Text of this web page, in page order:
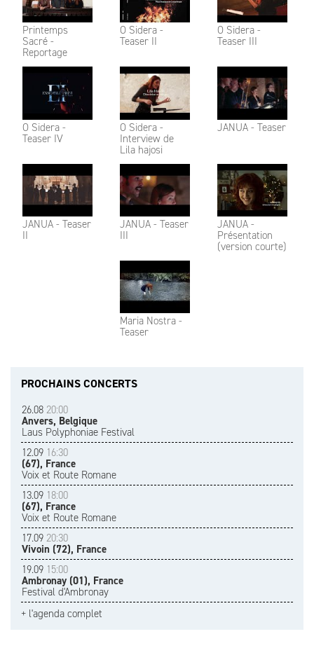
Printemps
Sacré -
Reportage
O Sidera -
Teaser II
O Sidera -
Teaser III
O Sidera -
Teaser IV
O Sidera -
Interview de
Lila hajosi
JANUA - Teaser
JANUA - Teaser
II
JANUA - Teaser
III
JANUA -
Présentation
(version courte)
Maria Nostra -
Teaser
PROCHAINS CONCERTS
26.08 20:00
Anvers, Belgique
Laus Polyphoniae Festival
12.09 16:30
(67), France
Voix et Route Romane
13.09 18:00
(67), France
Voix et Route Romane
17.09 20:30
Vivoin (72), France
19.09 15:00
Ambronay (01), France
Festival d'Ambronay
+ l'agenda complet